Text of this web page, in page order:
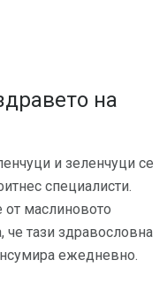
на
и зеленчуци се
специалисти.
от маслиновото
че тази здравословна
ежедневно.